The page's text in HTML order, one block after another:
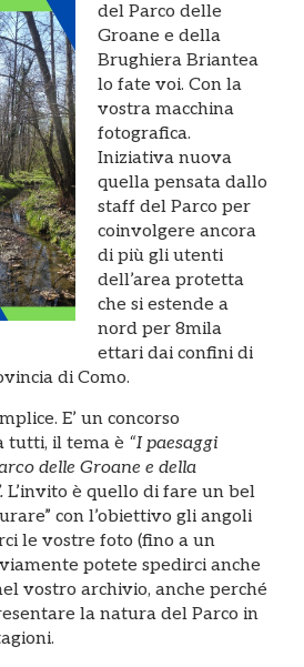
del Parco delle
Groane e della
Brughiera Briantea
lo fate voi. Con la
vostra macchina
fotografica.
Iniziativa nuova
quella pensata dallo
staff del Parco per
coinvolgere ancora
di più gli utenti
dell’area protetta
che si estende a
nord per 8mila
ettari dai confini di
di Como.
E’ un concorso
tutti, il tema è “I paesaggi
delle Groane e della
L’invito è quello di fare un bel
con l’obiettivo gli angoli
le vostre foto (fino a un
potete spedirci anche
vostro archivio, anche perché
la natura del Parco in